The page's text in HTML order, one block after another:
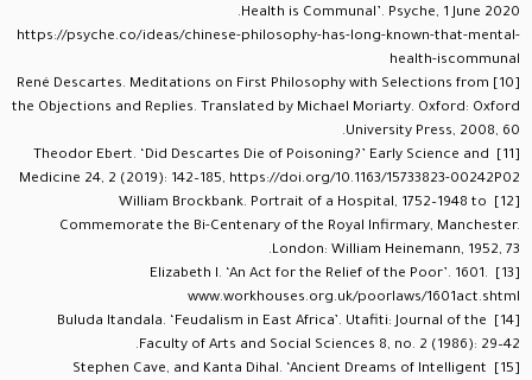
Health is Communal’. Psyche, 1 June 2020.
https://psyche.co/ideas/chinese-philosophy-has-long-known-that-mental-
health-iscommunal
[10]
René Descartes. Meditations on First Philosophy with Selections from
the Objections and Replies. Translated by Michael Moriarty. Oxford: Oxford
University Press, 2008, 60.
[11]
Theodor Ebert. ‘Did Descartes Die of Poisoning?’ Early Science and
Medicine 24, 2 (2019): 142–185, https://doi.org/10.1163/15733823-00242P02
[12]
William Brockbank. Portrait of a Hospital, 1752–1948 to
Commemorate the Bi-Centenary of the Royal Infirmary, Manchester.
London: William Heinemann, 1952, 73.
[13]
Elizabeth I. ‘An Act for the Relief of the Poor’. 1601.
www.workhouses.org.uk/poorlaws/1601act.shtml
[14]
Buluda Itandala. ‘Feudalism in East Africa’. Utafiti: Journal of the
Faculty of Arts and Social Sciences 8, no. 2 (1986): 29–42.
[15]
Stephen Cave, and Kanta Dihal. ‘Ancient Dreams of Intelligent